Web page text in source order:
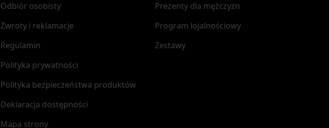
Odbiór osobisty
Zwroty i reklamacje
Regulamin
Polityka prywatności
Polityka bezpieczeństwa produktów
Deklaracja dostępności
Mapa strony
Prezenty dla mężczyzn
Program lojalnościowy
Zestawy